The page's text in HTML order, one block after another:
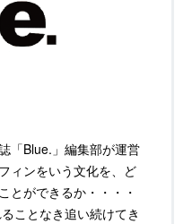
「Blue.」編集部が運営
ィンをいう文化を、ど
とができるか・・・・
ことなき追い続けてき